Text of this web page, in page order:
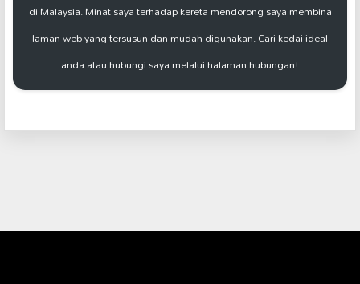
di Malaysia. Minat saya terhadap kereta mendorong saya membina
laman web yang tersusun dan mudah digunakan. Cari kedai ideal
anda atau hubungi saya melalui halaman hubungan!